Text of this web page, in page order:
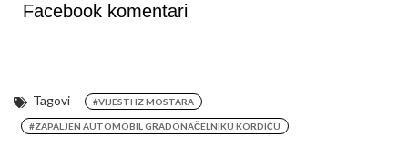
Facebook komentari
Tagovi #VIJESTI IZ MOSTARA
#ZAPALJEN AUTOMOBIL GRADONAČELNIKU KORDIĆU